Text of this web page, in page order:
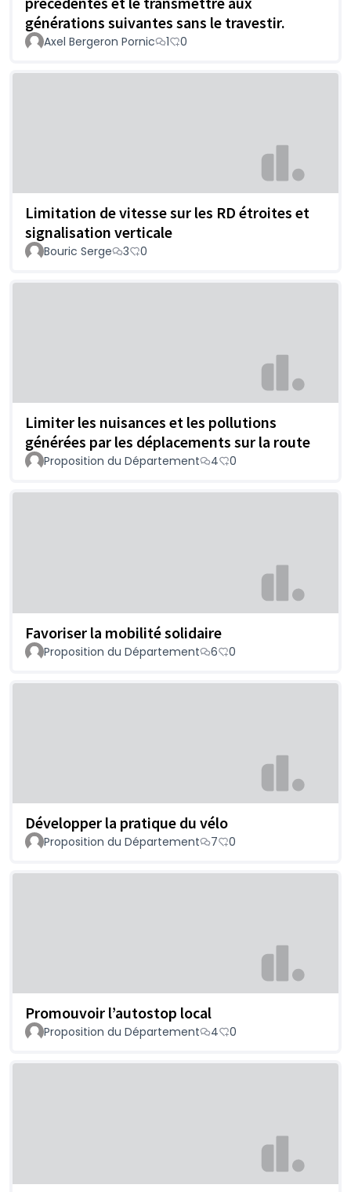
générations suivantes sans le travestir.
Axel Bergeron Pornic 1 0
Limitation de vitesse sur les RD étroites et
signalisation verticale
Bouric Serge 3 0
Limiter les nuisances et les pollutions
générées par les déplacements sur la route
Proposition du Département 4 0
Favoriser la mobilité solidaire
Proposition du Département 6 0
Développer la pratique du vélo
Proposition du Département 7 0
Promouvoir l’autostop local
Proposition du Département 4 0